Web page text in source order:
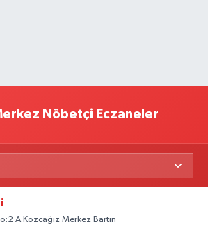
Nöbetçi Eczaneler
A Kozcağız Merkez Bartın